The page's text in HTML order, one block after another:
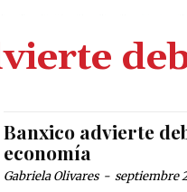
Banxico advierte
economía
Gabriela Olivares - septiembre